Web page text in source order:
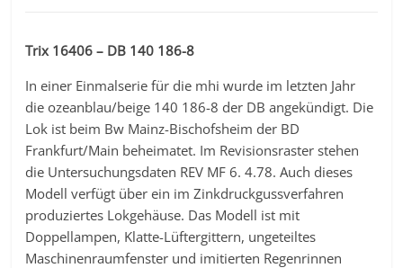
Trix 16406 – DB 140 186-8
In einer Einmalserie für die mhi wurde im letzten Jahr
die ozeanblau/beige 140 186-8 der DB angekündigt. Die
Lok ist beim Bw Mainz-Bischofsheim der BD
Frankfurt/Main beheimatet. Im Revisionsraster stehen
die Untersuchungsdaten REV MF 6. 4.78. Auch dieses
Modell verfügt über ein im Zinkdruckgussverfahren
produziertes Lokgehäuse. Das Modell ist mit
Doppellampen, Klatte-Lüftergittern, ungeteiltes
Maschinenraumfenster und imitierten Regenrinnen